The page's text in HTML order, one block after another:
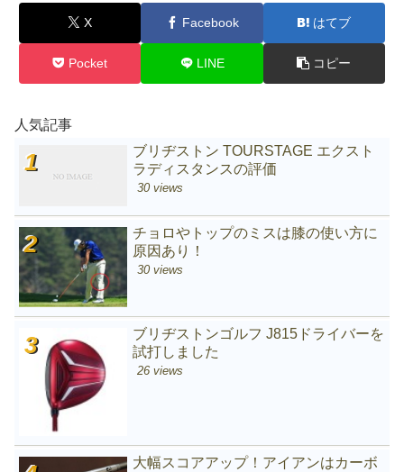
X Facebook はてブ
Pocket LINE コピー
人気記事
ブリヂストン TOURSTAGE エクスト
ラディスタンスの評価
30 views
チョロやトップのミスは膝の使い方に
原因あり！
30 views
ブリヂストンゴルフ J815ドライバーを
試打しました
26 views
大幅スコアアップ！アイアンはカーボ